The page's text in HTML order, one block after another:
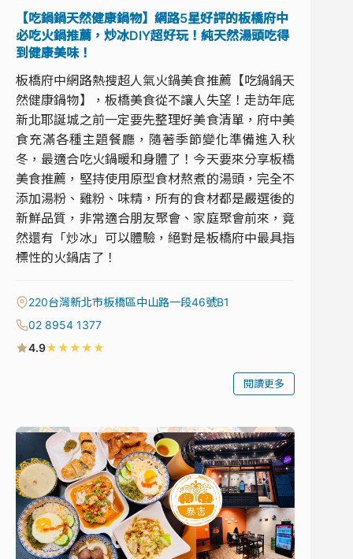
【吃鍋鍋天然健康鍋物】網路5星好評的板橋府中
必吃火鍋推薦，炒冰DIY超好玩！純天然湯頭吃得
到健康美味！
板橋府中網路熱搜超人氣火鍋美食推薦【吃鍋鍋天
然健康鍋物】，板橋美食從不讓人失望！走訪年底
新北耶誕城之前一定要先整理好美食清單，府中美
食充滿各種主題餐廳，隨著季節變化準備進入秋
冬，最適合吃火鍋暖和身體了！今天要來分享板橋
美食推薦，堅持使用原型食材熬煮的湯頭，完全不
添加湯粉、雞粉、味精，所有的食材都是嚴選後的
新鮮品質，非常適合朋友聚會、家庭聚會前來，竟
然還有「炒冰」可以體驗，絕對是板橋府中最具指
標性的火鍋店了！
220台灣新北市板橋區中山路一段46號B1
02 8954 1377
4.9★★★★★
閱讀更多